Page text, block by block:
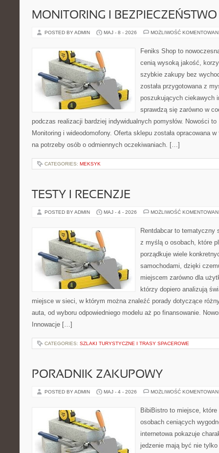
MONITORING I
POSTED BY ADMIN MAJ - 8 - 2026 MOŻLIWOŚĆ
Feniks Shop to
cenią wysoką jakość,
szybkie zakupy bez
została przygotowana z
poszukujących ciekawych
sprawdzą się zarówno w
podczas realizacji bardziej indywidualnych pomysłów. Nowości
Monitoring i wideodomofony. Oferta sklepu została opracowana
na potrzeby osób o odmiennych oczekiwaniach. […]
CATEGORIES: MEKSYK
TESTY I RECENZJE
POSTED BY ADMIN MAJ - 4 - 2026 MOŻLIWOŚĆ
Rentdabcar to tematyczny
z myślą o osobach, które
porządkuje wiele
samochodami, dzięki
miejscem zarówno dla
którzy dopiero analizują
miejsce w sieci, w którym można znaleźć porady dotyczące
auta, od wyboru odpowiedniego modelu aż po finansowanie.
Innowacje […]
CATEGORIES: SZLAKI TURYSTYCZNE I TRASY SPACEROWE
PORADNIK ZAKUPOWY
POSTED BY ADMIN MAJ - 4 - 2026 MOŻLIWOŚĆ
BibiBistro to miejsce, które
osobach ceniących
internetowa pokazuje
jedzenie mają być nie